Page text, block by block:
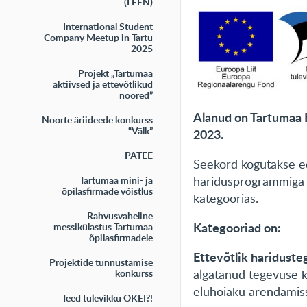
International Student
Company Meetup in Tartu
2025
Projekt „Tartumaa
aktiivsed ja ettevõtlikud
noored”
Noorte äriideede konkurss
“Välk”
PATEE
Tartumaa mini- ja
õpilasfirmade võistlus
Rahvusvaheline
messikülastus Tartumaa
õpilasfirmadele
Projektide tunnustamise
konkurss
Teed tulevikku OKEI?!
Alanud on
2023.
Seekord kogutakse
kategoorias.
Kategooriad on:
Ettevõtlik
algatanud tegevuse
eluhoiaku